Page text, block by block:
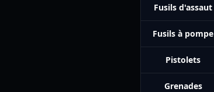
Fusils d'assaut
Fusils à pompe
Pistolets
Grenades